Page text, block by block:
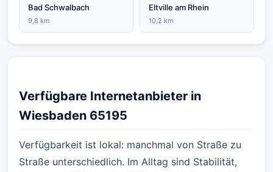
Bad Schwalbach
9,8 km
Eltville am Rhein
10,2 km
Verfügbare Internetanbieter in
Wiesbaden 65195
Verfügbarkeit ist lokal: manchmal von Straße zu
Straße unterschiedlich. Im Alltag sind Stabilität,